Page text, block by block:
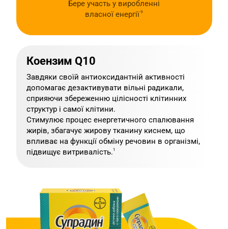
Бере участь у виробленні
власної енергії 9
Коензим Q10
Завдяки своїй антиоксидантній активності
допомагає дезактивувати вільні радикали,
сприяючи збереженню цілісності клітинних
структур і самої клітини.
Стимулює процес енергетичного спалювання
жирів, збагачує жирову тканину киснем, що
впливає на функції обміну речовин в організмі,
підвищує витривалість.1